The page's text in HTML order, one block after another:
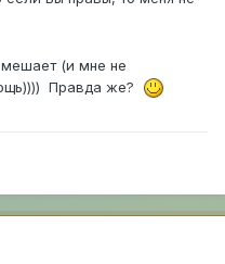
(и мне не
Правда же?